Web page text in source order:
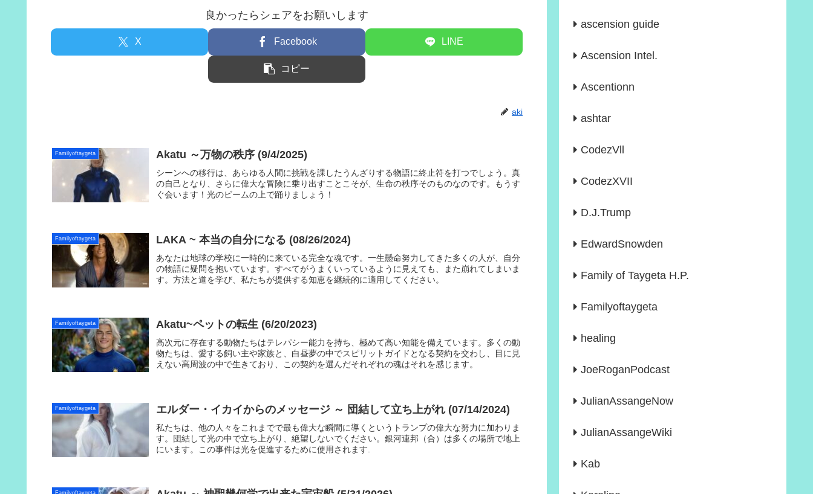
良かったらシェアをお願いします
X Facebook LINE
コピー
aki
Familyoftaygeta Akatu ～万物の秩序 (9/4/2025)
シーンへの移行は、あらゆる人間に挑戦を課したうんざりする物語に終止符を打つでしょう。真
の自己となり、さらに偉大な冒険に乗り出すことこそが、生命の秩序そのものなのです。もうす
ぐ会います！光のビームの上で踊りましょう！
Familyoftaygeta LAKA ~ 本当の自分になる (08/26/2024)
あなたは地球の学校に一時的に来ている完全な魂です。一生懸命努力してきた多くの人が、自分
の物語に疑問を抱いています。すべてがうまくいっているように見えても、また崩れてしまいま
す。方法と道を学び、私たちが提供する知恵を継続的に適用してください。
Familyoftaygeta Akatu~ペットの転生 (6/20/2023)
高次元に存在する動物たちはテレパシー能力を持ち、極めて高い知能を備えています。多くの動
物たちは、愛する飼い主や家族と、白昼夢の中でスピリットガイドとなる契約を交わし、目に見
えない高周波の中で生きており、この契約を選んだそれぞれの魂はそれを感じます。
Familyoftaygeta エルダー・イカイからのメッセージ ～ 団結して立ち上がれ (07/14/2024)
私たちは、他の人々をこれまでで最も偉大な瞬間に導くというトランプの偉大な努力に加わりま
す。団結して光の中で立ち上がり、絶望しないでください。銀河連邦（合）は多くの場所で地上
にいます。この事件は光を促進するために使用されます.
ascension guide
Ascension Intel.
Ascentionn
ashtar
CodezVll
CodezXVII
D.J.Trump
EdwardSnowden
Family of Taygeta H.P.
Familyoftaygeta
healing
JoeRoganPodcast
JulianAssangeNow
JulianAssangeWiki
Kab